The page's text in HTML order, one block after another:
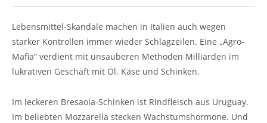
Lebensmittel-Skandale machen in Italien auch wegen
starker Kontrollen immer wieder Schlagzeilen. Eine „Agro-
Mafia“ verdient mit unsauberen Methoden Milliarden im
lukrativen Geschäft mit Öl, Käse und Schinken.
Im leckeren Bresaola-Schinken ist Rindfleisch aus Uruguay.
Im beliebten Mozzarella stecken Wachstumshormone. Und